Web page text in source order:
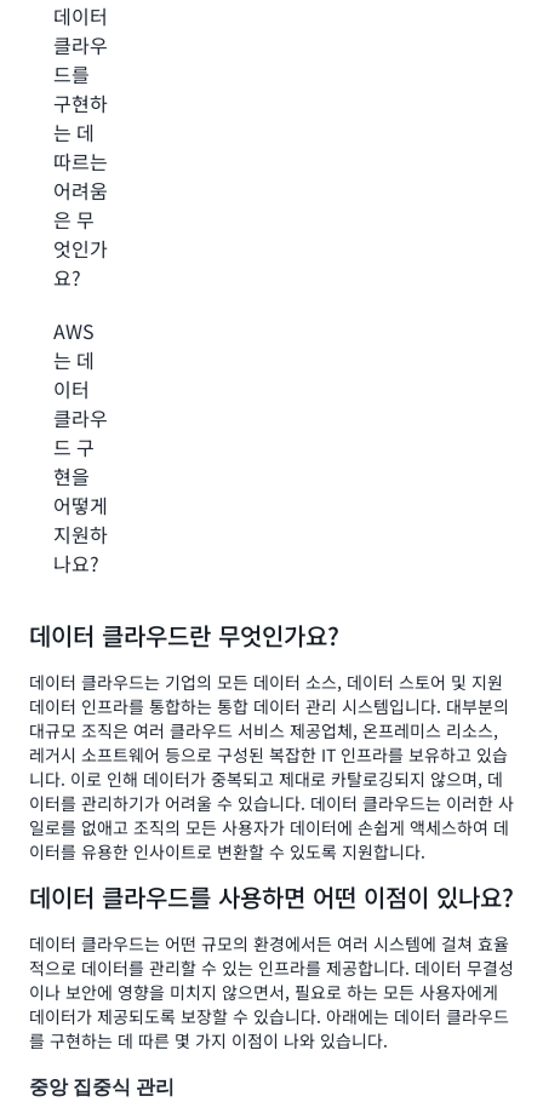
데이터
클라우
드를
구현하
는 데
따르는
어려움
은 무
엇인가
요?
AWS
는 데
이터
클라우
드 구
현을
어떻게
지원하
나요?
데이터 클라우드란 무엇인가요?
데이터 클라우드는 기업의 모든 데이터 소스, 데이터 스토어 및 지원
데이터 인프라를 통합하는 통합 데이터 관리 시스템입니다. 대부분의
대규모 조직은 여러 클라우드 서비스 제공업체, 온프레미스 리소스,
레거시 소프트웨어 등으로 구성된 복잡한 IT 인프라를 보유하고 있습
니다. 이로 인해 데이터가 중복되고 제대로 카탈로깅되지 않으며, 데
이터를 관리하기가 어려울 수 있습니다. 데이터 클라우드는 이러한 사
일로를 없애고 조직의 모든 사용자가 데이터에 손쉽게 액세스하여 데
이터를 유용한 인사이트로 변환할 수 있도록 지원합니다.
데이터 클라우드를 사용하면 어떤 이점이 있나요?
데이터 클라우드는 어떤 규모의 환경에서든 여러 시스템에 걸쳐 효율
적으로 데이터를 관리할 수 있는 인프라를 제공합니다. 데이터 무결성
이나 보안에 영향을 미치지 않으면서, 필요로 하는 모든 사용자에게
데이터가 제공되도록 보장할 수 있습니다. 아래에는 데이터 클라우드
를 구현하는 데 따른 몇 가지 이점이 나와 있습니다.
중앙 집중식 관리